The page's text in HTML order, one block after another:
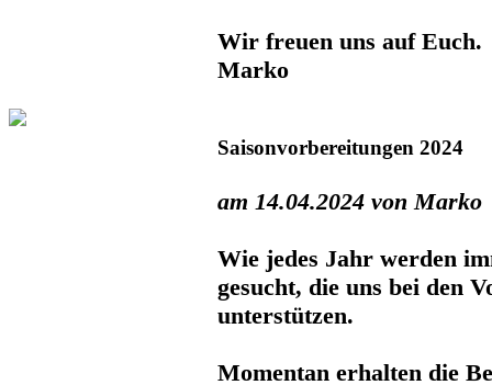
Wir freuen uns auf Euch.
Marko
Saisonvorbereitungen 2024
am 14.04.2024 von Marko
Wie jedes Jahr werden
gesucht, die uns bei den
unterstützen.
Momentan erhalten die